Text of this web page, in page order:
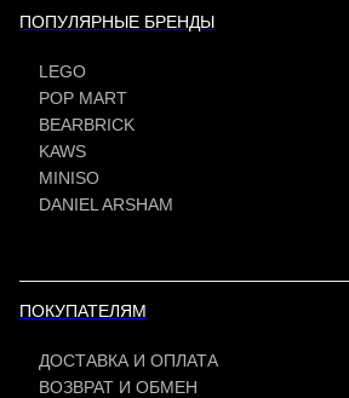
ПОПУЛЯРНЫЕ БРЕНДЫ
LEGO
POP MART
BEARBRICK
KAWS
MINISO
DANIEL ARSHAM
ПОКУПАТЕЛЯМ
ДОСТАВКА И ОПЛАТА
ВОЗВРАТ И ОБМЕН